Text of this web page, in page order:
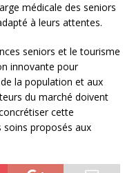
médicale des seniors
à leurs attentes.
seniors et le tourisme
innovante pour
la population et aux
du marché doivent
cette
proposés aux